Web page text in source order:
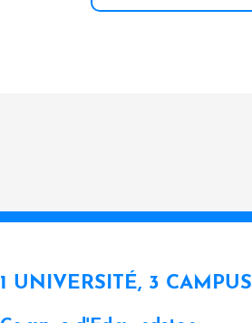
1 UNIVERSITÉ, 3 CAMPUS